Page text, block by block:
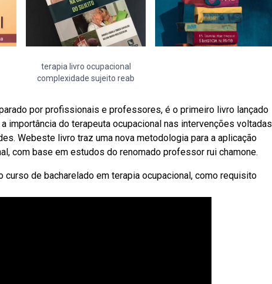
terapia livro ocupacional
complexidade sujeito reab
por profissionais e professores, é o primeiro livro lançado
importância do terapeuta ocupacional nas intervenções voltadas
Webeste livro traz uma nova metodologia para a aplicação
com base em estudos do renomado professor rui chamone.
de bacharelado em terapia ocupacional, como requisito